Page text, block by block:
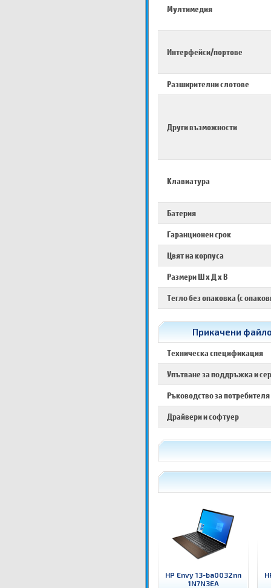
Мултимедия
Интерфейси/портове
Разширителни слотове
Други възможности
Клавиатура
Батерия
Гаранционен срок
Цвят на корпуса
Размери Ш х Д х В
Тегло без опаковка (с
Прикачени
Техническа спецификация
Упътване за поддръжка и
Ръководство за потребителя
Драйвери и софтуер
HP Envy 13-ba0032nn
1N7N3EA